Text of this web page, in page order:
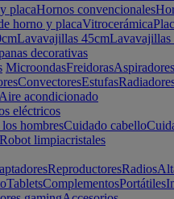
placaHornos convencionales
horno y placaVitrocerámica
Lavavajillas 45cmLavavajillas
decorativas
MicroondasFreidorasAspiradores
ConvectoresEstufas
Aire acondicionado
eléctricos
hombresCuidado cabello
Robot limpiacristales
ReproductoresRadios
TabletsComplementosPortátiles